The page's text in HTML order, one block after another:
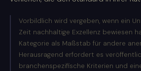
Vorbildlich wird vergeben, wenn ein
Zeit nachhaltige Exzellenz bewiesen
Kategorie als Maßstab für andere
Herausragend erfordert es
branchenspezifische Kriterien und